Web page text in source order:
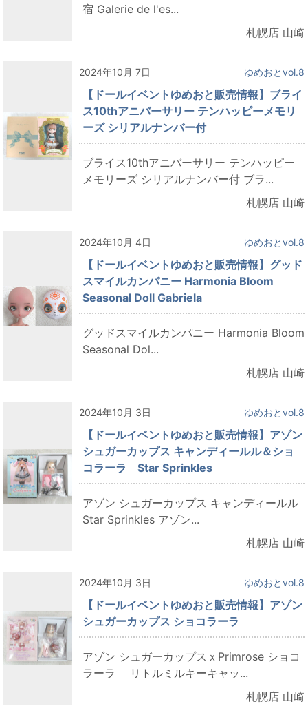
宿 Galerie de l'es...
札幌店 山崎
2024年10月 7日 ゆめおとvol.8
【ドールイベントゆめおと販売情報】ブライ
ス10thアニバーサリー テンハッピーメモリ
ーズ シリアルナンバー付
ブライス10thアニバーサリー テンハッピー
メモリーズ シリアルナンバー付 ブラ...
札幌店 山崎
2024年10月 4日 ゆめおとvol.8
【ドールイベントゆめおと販売情報】グッド
スマイルカンパニー Harmonia Bloom
Seasonal Doll Gabriela
グッドスマイルカンパニー Harmonia Bloom
Seasonal Dol...
札幌店 山崎
2024年10月 3日 ゆめおとvol.8
【ドールイベントゆめおと販売情報】アゾン
シュガーカップス キャンディールル＆ショ
コラーラ Star Sprinkles
アゾン シュガーカップス キャンディールル
Star Sprinkles アゾン...
札幌店 山崎
2024年10月 3日 ゆめおとvol.8
【ドールイベントゆめおと販売情報】アゾン
シュガーカップス ショコラーラ
アゾン シュガーカップスｘPrimrose ショコ
ラーラ リトルミルキーキャッ...
札幌店 山崎